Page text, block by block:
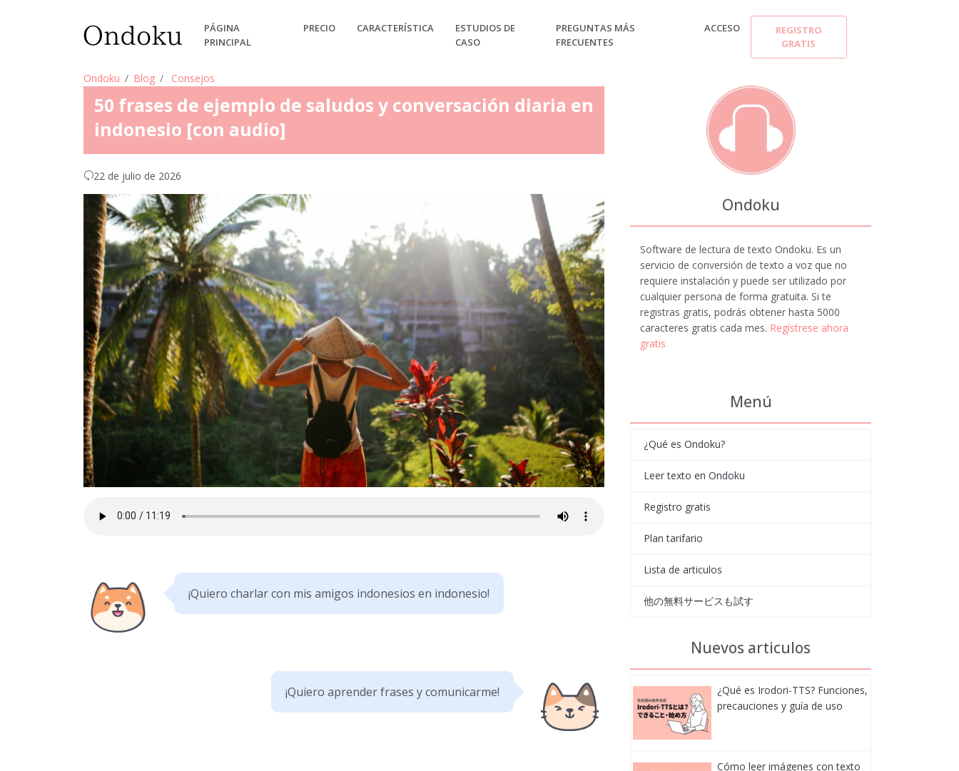
PÁGINA
PRINCIPAL
PRECIO CARACTERÍSTICA
ESTUDIOS DE
CASO
PREGUNTAS MÁS
FRECUENTES
ACCESO
REGISTRO
GRATIS
Ondoku Blog Consejos
50 frases de ejemplo de saludos y conversación diaria en
indonesio [con audio]
22 de julio de 2026
¡Quiero charlar con mis amigos indonesios en indonesio!
¡Quiero aprender frases y comunicarme!
Ondoku
Software de lectura de texto Ondoku. Es un
servicio de conversión de texto a voz que no
requiere instalación y puede ser utilizado por
cualquier persona de forma gratuita. Si te
registras gratis, podrás obtener hasta 5000
caracteres gratis cada mes. Regístrese ahora
gratis
Menú
¿Qué es Ondoku?
Leer texto en Ondoku
Registro gratis
Plan tarifario
Lista de articulos
他の無料サービスも試す
Nuevos articulos
¿Qué es Irodori-TTS? Funciones,
precauciones y guía de uso
Cómo leer imágenes con texto